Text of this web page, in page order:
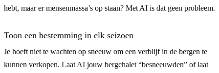
hebt, maar er mensenmassa’s op staan? Met AI is dat geen probleem.
Toon een bestemming in elk seizoen
Je hoeft niet te wachten op sneeuw om een verblijf in de bergen te
kunnen verkopen. Laat AI jouw bergchalet “besneeuwden” of laat